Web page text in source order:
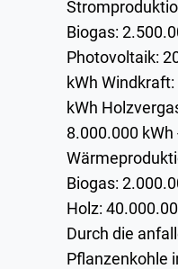
Biogas:
Photovoltaik:
kWh
kWh
8.000.000 kWh
Biogas:
Holz:
Durch die
Pflanzenkohle